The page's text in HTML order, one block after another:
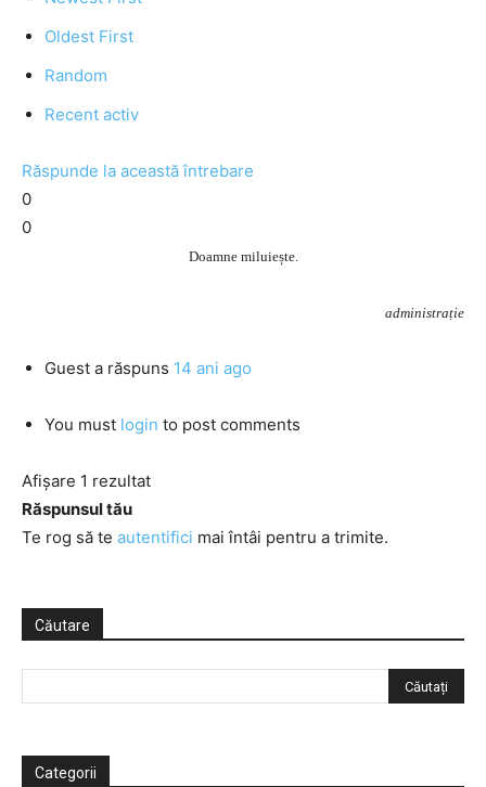
Oldest First
Random
Recent activ
Răspunde la această întrebare
0
0
Doamne miluiește.
administrație
Guest a răspuns 14 ani ago
You must login to post comments
Afișare 1 rezultat
Răspunsul tău
Te rog să te autentifici mai întâi pentru a trimite.
Căutare
Categorii